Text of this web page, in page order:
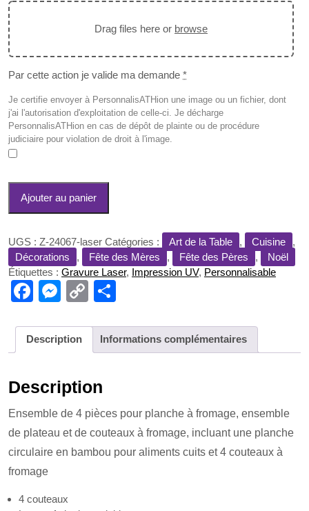
Drag files here or browse
Par cette action je valide ma demande *
Je certifie envoyer à PersonnalisATHion une image ou un fichier, dont
j'ai l'autorisation d'exploitation de celle-ci. Je décharge
PersonnalisATHion en cas de dépôt de plainte ou de procédure
judiciaire pour violation de droit à l'image.
fromages
Ajouter au panier
UGS : Z-24067-laser Catégories : Art de la Table , Cuisine
,
Décorations
, Fête des Mères , Fête des Pères ,
Noël
Étiquettes : Gravure Laser, Impression UV, Personnalisable
F
c
b
o
o
k
M
ss
n
g
er
C
p
y
Li
n
k
ta
g
Description Informations complémentaires
Description
Ensemble de 4 pièces pour planche à fromage, ensemble
de plateau et de couteaux à fromage, incluant une planche
circulaire en bambou pour aliments cuits et 4 couteaux à
fromage
4 couteaux